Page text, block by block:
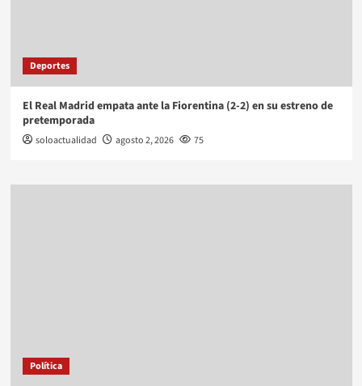
Deportes
El Real Madrid empata ante la Fiorentina (2-2) en su estreno de
pretemporada
soloactualidad agosto 2, 2026 75
Política